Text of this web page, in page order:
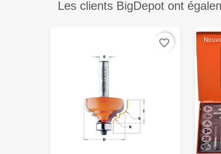
Les clients BigDepot ont
favorite_border